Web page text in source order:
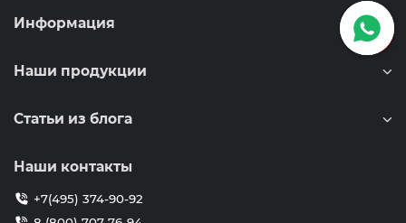
Информация
Наши продукции
Статьи из блога
Наши контакты
+7(495) 374-90-92